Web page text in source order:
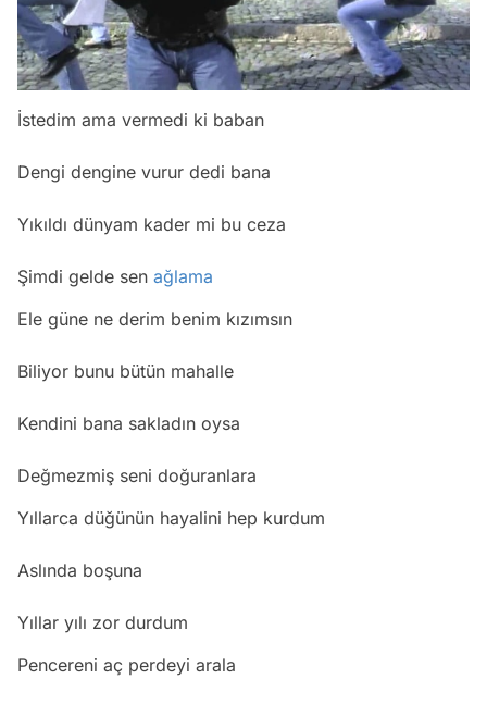
İstedim ama vermedi ki baban
Dengi dengine vurur dedi bana
Yıkıldı dünyam kader mi bu ceza
Şimdi gelde sen ağlama
Ele güne ne derim benim kızımsın
Biliyor bunu bütün mahalle
Kendini bana sakladın oysa
Değmezmiş seni doğuranlara
Yıllarca düğünün hayalini hep kurdum
Aslında boşuna
Yıllar yılı zor durdum
Pencereni aç perdeyi arala